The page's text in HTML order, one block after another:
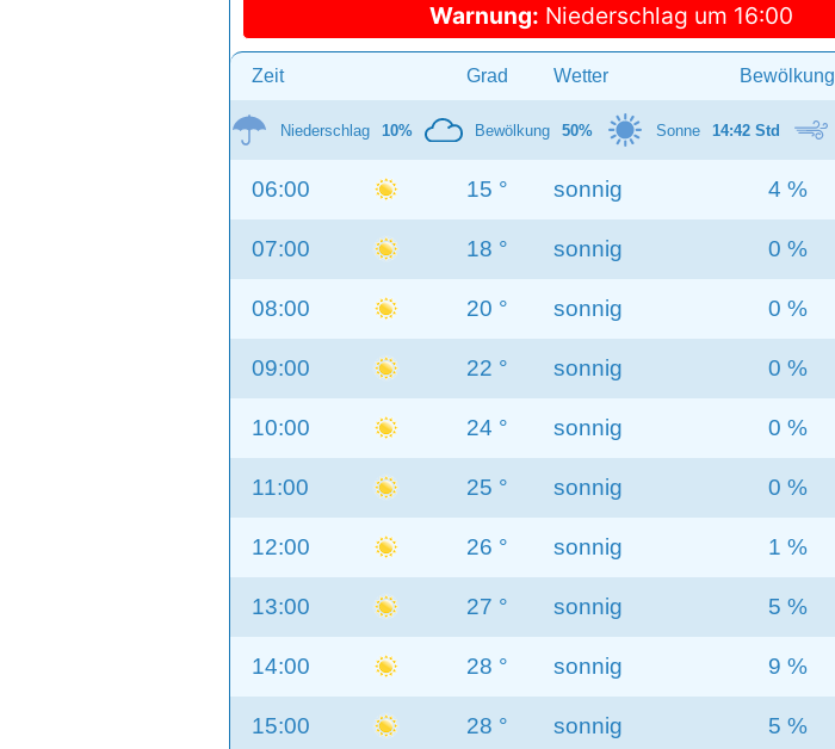
Warnung: Niederschlag um 16:00
Zeit Grad Wetter Bewölkung
Niederschlag 10% Bewölkung 50% Sonne 14:42 Std
06:00 15 ° sonnig 4 %
07:00 18 ° sonnig 0 %
08:00 20 ° sonnig 0 %
09:00 22 ° sonnig 0 %
10:00 24 ° sonnig 0 %
11:00 25 ° sonnig 0 %
12:00 26 ° sonnig 1 %
13:00 27 ° sonnig 5 %
14:00 28 ° sonnig 9 %
15:00 28 ° sonnig 5 %